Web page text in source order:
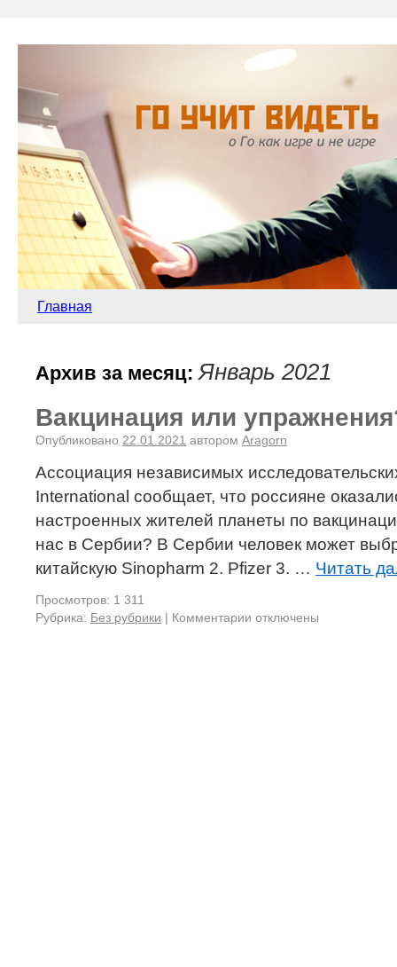
Главная
Архив за месяц:Январь 2021
Вакцинация или
Опубликовано 22.01.2021 автором Aragorn
Ассоциация независимых
International сообщает, что россияне
настроенных жителей планеты по
нас в Сербии? В Сербии человек может
китайскую Sinopharm 2. Pfizer 3. … Читать
Просмотров: 1 311
Рубрика: Без рубрики | Комментарии отключены